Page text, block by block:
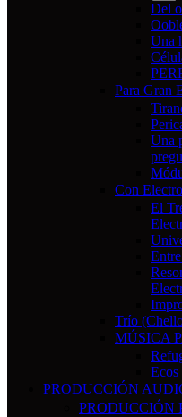
Del
Una
Para Gran
Una
Con
El
Trío
MÚSICA
Ecos
PRODUCCIÓN
PRODUCCIÓN